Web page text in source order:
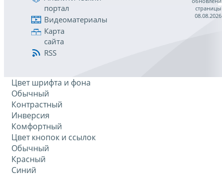
портал
Видеоматериалы
Карта
сайта
RSS
страницы
08.08.2026
Цвет шрифта и фона
Обычный
Контрастный
Инверсия
Комфортный
Цвет кнопок и ссылок
Обычный
Красный
Синий